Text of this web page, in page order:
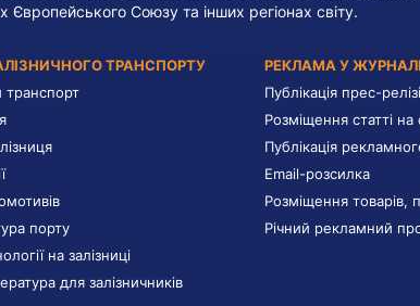
Європейського Союзу та інших регіонах світу.
ТРАНСПОРТУ
транспорт
порту
на залізниці
для залізничників
РЕКЛАМА У ЖУРНАЛІ
Публікація прес-
Розміщення статті на
Публікація
Email-розсилка
Розміщення товарів,
Річний рекламний